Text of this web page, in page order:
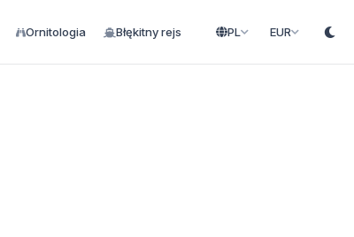
Ornitologia Błękitny rejs PL EUR